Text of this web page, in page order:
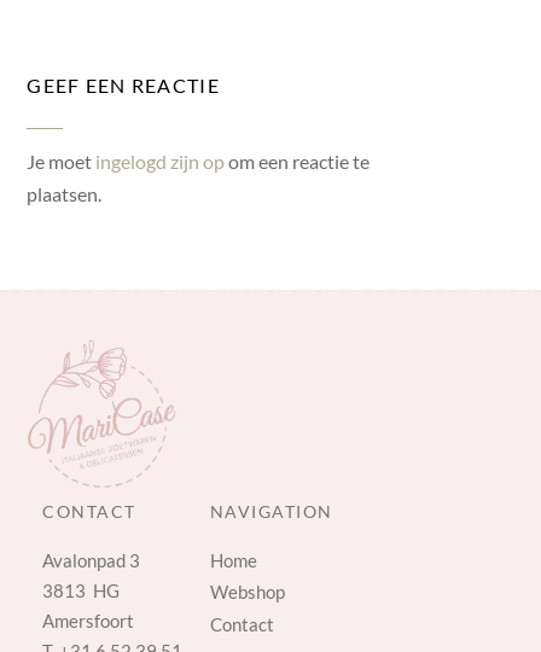
GEEF EEN REACTIE
Je moet ingelogd zijn opom een reactie te
plaatsen.
CONTACT
Avalonpad 3
3813 HG
Amersfoort
NAVIGATION
Home
Webshop
Contact